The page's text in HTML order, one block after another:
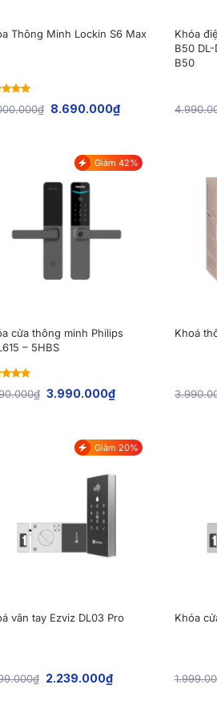
Thông Minh Lockin S6 Max
₫ 8.690.000₫
Khóa
B50 DL-
B50
Giảm 42%
cửa thông minh Philips
– 5HBS
5
₫ 3.990.000₫
Khoá
Giảm 20%
vân tay Ezviz DL03 Pro
₫ 2.239.000₫
Khóa